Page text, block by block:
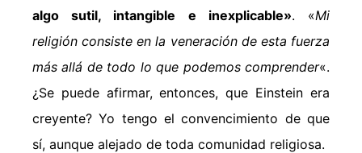
algo sutil, intangible e inexplicable». «Mi
religión consiste en la veneración de esta fuerza
más allá de todo lo que podemos comprender«.
¿Se puede afirmar, entonces, que Einstein era
creyente? Yo tengo el convencimiento de que
sí, aunque alejado de toda comunidad religiosa.